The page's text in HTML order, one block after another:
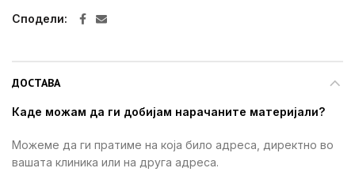
Сподели
ДОСТАВА
Каде можам да ги добијам нарачаните материјали?
Можеме да ги пратиме на која било адреса, директно во
вашата клиника или на друга адреса.